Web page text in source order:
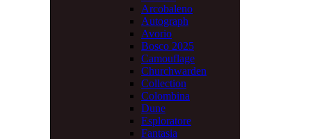
Arcobaleno
Autograph
Avorio
Bosco 2025
Camouflage
Churchwarden
Collection
Colombina
Dune
Esploratore
Fantasia